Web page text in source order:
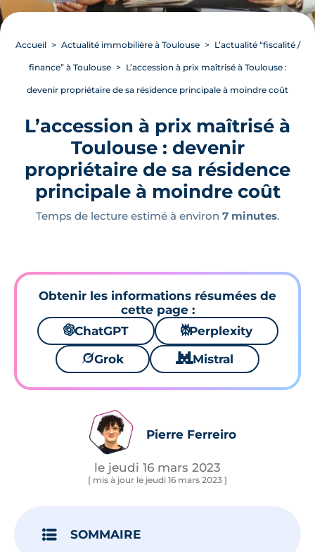
Accueil Actualité immobilière à Toulouse L’actualité “fiscalité /
finance” à Toulouse L’accession à prix maîtrisé à Toulouse :
devenir propriétaire de sa résidence principale à moindre coût
L’accession à prix maîtrisé à
Toulouse : devenir
propriétaire de sa résidence
principale à moindre coût
Temps de lecture estimé à environ 7 minutes.
Obtenir les informations résumées de
cette page :
🌌ChatGPT ⚙Perplexity
🪐Grok 🐱 Mistral
Pierre Ferreiro
le jeudi 16 mars 2023
[ mis à jour le jeudi 16 mars 2023 ]
SOMMAIRE